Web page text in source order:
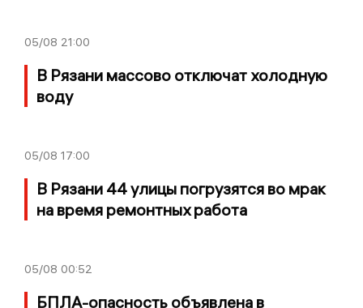
05/08 21:00
В Рязани массово отключат холодную
воду
05/08 17:00
В Рязани 44 улицы погрузятся во мрак
на время ремонтных работа
05/08 00:52
БПЛА-опасность объявлена в